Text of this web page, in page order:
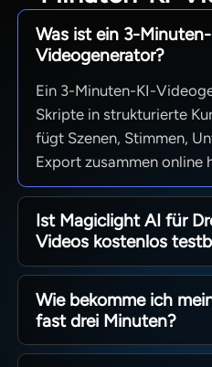
Was ist ein 3-
Videogenerator?
Ein 3-Minuten-KI-
Skripte in strukturierte
fügt Szenen, Stimmen,
Export zusammen online
Ist Magiclight AI für
Videos kostenlos
Sie können den
Videogenerators für 3
Upgrade erkunden.
Magiclight AI-Tarife für
Wie bekomme ich
fast drei Minuten?
Skriptlänge,